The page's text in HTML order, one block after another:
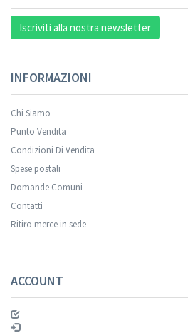
Iscriviti alla nostra newsletter
INFORMAZIONI
Chi Siamo
Punto Vendita
Condizioni Di Vendita
Spese postali
Domande Comuni
Contatti
Ritiro merce in sede
ACCOUNT